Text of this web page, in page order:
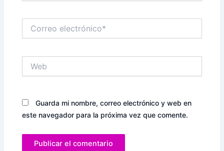
electrónico*
Guarda mi nombre, correo electrónico y web en
este navegador para la próxima vez que comente.